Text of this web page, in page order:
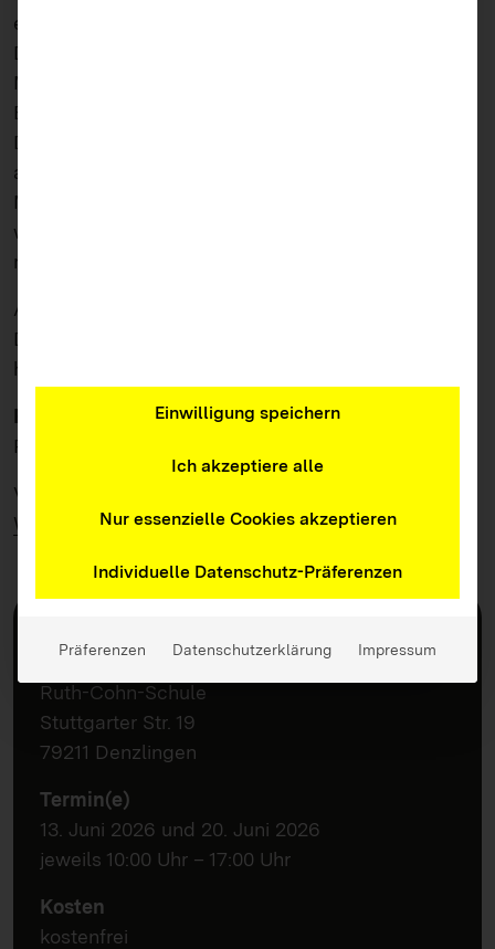
ebenso dazu wie Datenschutz oder Urheberrecht.
Die in den Veranstaltungen geschulten Eltern-
Medienmentorinnen und -mentoren erhalten am
Ende der Schulung ein Zertifikat.
Die anschließende Aufgabe besteht darin, für
andere Eltern Ansprechpartner/-innen in
Medienfragen zu sein. Um dafür kompetent zu sein,
werden alle Eltern-Medienmentorinnen und –
mentoren durch das LMZ betreut.
Alle Eltern aus dem Gemeindeverwaltungsverband
Denzlingen, Vörstetten und Reute und darüber
hinaus, sind eingeladen teilzunehmen.
Referentin
: Sandra Tell, Medienpädagogische
Referentin des LMZ
Veranstalter:
Württemberg
Ort
Ruth-Cohn-Schule
Stuttgarter Str. 19
79211 Denzlingen
Termin(e)
13. Juni 2026 und 20. Juni 2026
jeweils 10:00 Uhr – 17:00 Uhr
Kosten
kostenfrei
Einwilligung speichern
Ich akzeptiere alle
Nur essenzielle Cookies akzeptieren
Individuelle Datenschutz-Präferenzen
Präferenzen Datenschutzerklärung Impressum